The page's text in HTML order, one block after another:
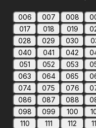
006 007 008
017
018 019
028
029 030
040
041 042
051
052 053
063
064 065
074
075 076
086
087 088
098
099 100
110
111 112